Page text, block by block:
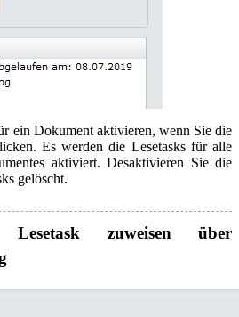
ein Dokument aktivieren, wenn Sie die
Es werden die Lesetasks für alle
aktiviert. Desaktivieren Sie die
gelöscht.
zuweisen über